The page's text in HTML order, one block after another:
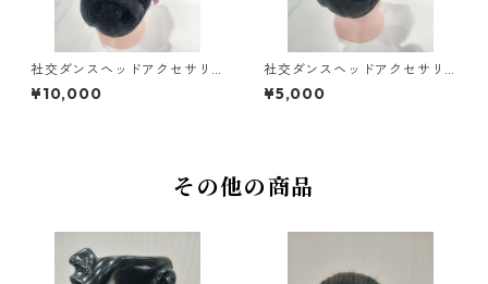
社交ダンスヘッドアクセサリ
ーHA-52ダンスアクセサリー
ベリーダンスブライダルアク
¥10,000
社交ダンスヘッドアクセサリ
ーHA-75ミントグリーンダン
スアクセサリーベリーダンス
¥5,000
その他の商品